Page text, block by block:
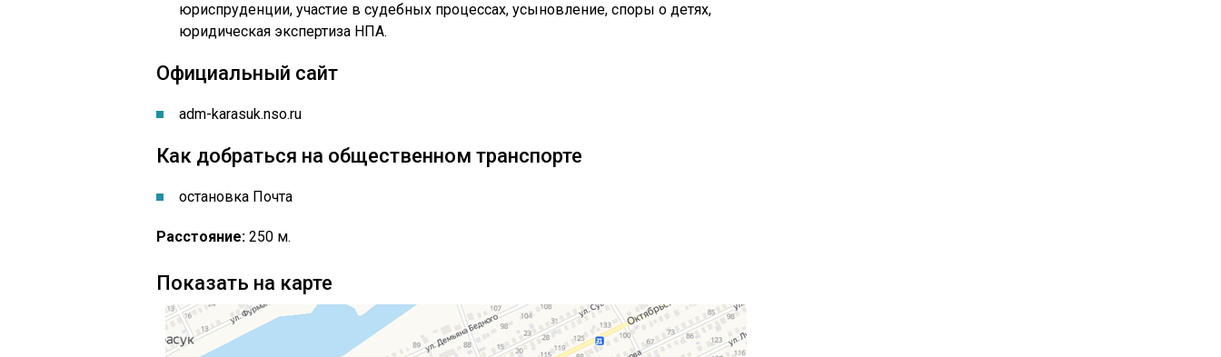
юриспруденции, участие в судебных процессах, усыновление, споры о детях,
юридическая экспертиза НПА.
Официальный сайт
adm-karasuk.nso.ru
Как добраться на общественном транспорте
остановка Почта
Расстояние: 250 м.
Показать на карте